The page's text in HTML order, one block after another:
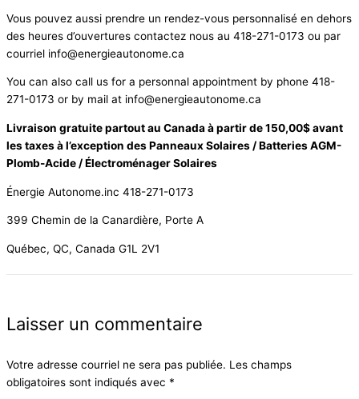
Vous pouvez aussi prendre un rendez-vous personnalisé en dehors
des heures d’ouvertures contactez nous au 418-271-0173 ou par
courriel info@energieautonome.ca
You can also call us for a personnal appointment by phone 418-
271-0173 or by mail at info@energieautonome.ca
Livraison gratuite partout au Canada à partir de 150,00$ avant
les taxes à l’exception des Panneaux Solaires / Batteries AGM-
Plomb-Acide / Électroménager Solaires
Énergie Autonome.inc 418-271-0173
399 Chemin de la Canardière, Porte A
Québec, QC, Canada G1L 2V1
Laisser un commentaire
Votre adresse courriel ne sera pas publiée. Les champs
obligatoires sont indiqués avec *